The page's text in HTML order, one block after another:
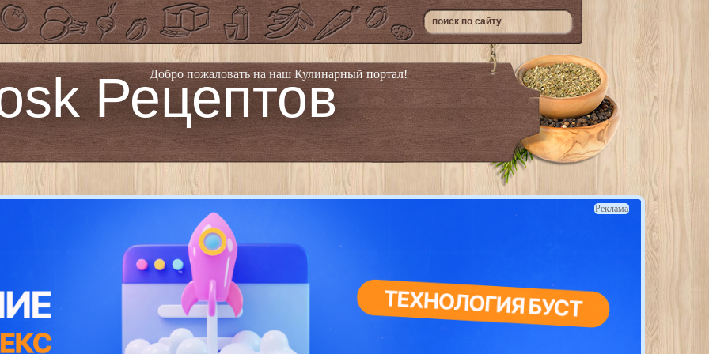
Добро пожаловать на наш Кулинарный портал!
Рецептов
Реклама